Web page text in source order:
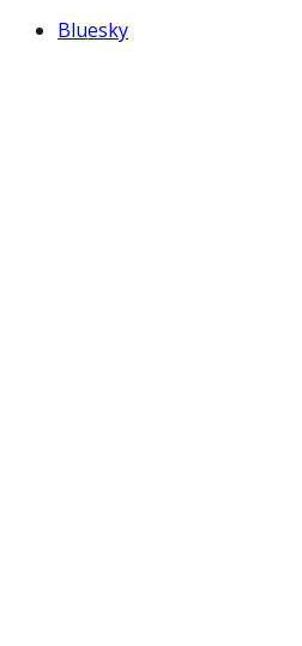
Bluesky